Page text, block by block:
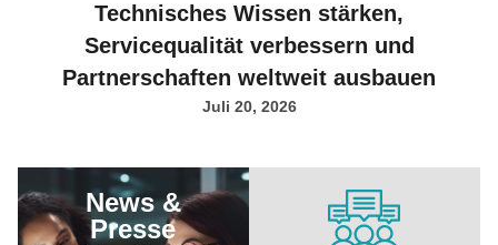
Technisches Wissen stärken,
Servicequalität verbessern und
Partnerschaften weltweit ausbauen
Juli 20, 2026
News &
Presse